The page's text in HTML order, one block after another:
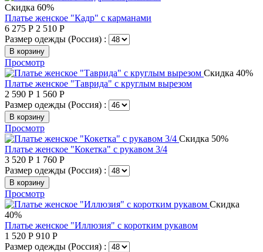
Скидка 60%
Платье женское "Кадр" с карманами
6 275 Р 2 510 Р
Размер одежды (Россия) :
В корзину
Просмотр
Скидка 40%
Платье женское "Таврида" с круглым вырезом
2 590 Р 1 560 Р
Размер одежды (Россия) :
В корзину
Просмотр
Скидка 50%
Платье женское "Кокетка" с рукавом 3/4
3 520 Р 1 760 Р
Размер одежды (Россия) :
В корзину
Просмотр
Скидка
40%
Платье женское "Иллюзия" с коротким рукавом
1 520 Р 910 Р
Размер одежды (Россия) :